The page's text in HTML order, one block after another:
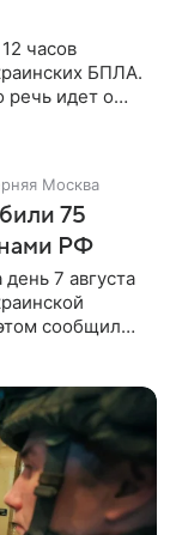
часов
БПЛА.
речь идет о
Москва
75
РФ
7 августа
сообщили
сообщили
РФ.